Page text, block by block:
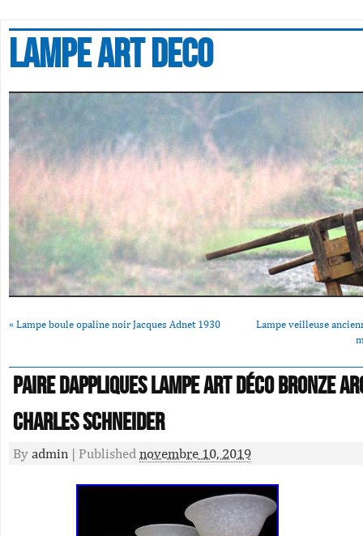
Lampe art deco
« Lampe boule opaline noir Jacques Adnet 1930
Lampe veilleuse
Paire dappliques lampe Art Déco bronze
Charles Schneider
By admin | Published novembre 10, 2019